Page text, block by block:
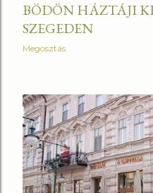
BÖDÖN HÁZTÁJI
SZEGEDEN
Megosztás